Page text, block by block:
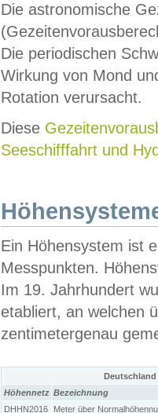
Die astronomische
Die periodischen
Wirkung von Mond
Rotation verursacht.
Diese
Seeschifffahrt und
Ein Höhensystem ist
Messpunkten.
Im 19. Jahrhundert
etabliert, an welchen
zentimetergenau
Höhennetz Bezeichnung
DHHN2016
Meter über